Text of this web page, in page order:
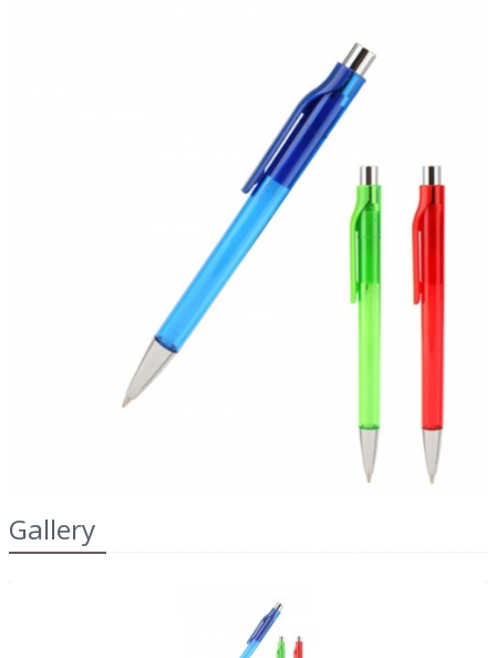
Obblighi informativi per le erogazioni
pubbliche: gli aiuti di Stato e gli aiuti de
minimis ricevuti dalla nostra impresa sono
contenuti nel Registro nazionale degli aiuti di
Stato di cui all'art. 52 della L. 234/2012 a cui si
rinvia e consultabili al seguente link:
https://www.rna.gov.it/
Gallery